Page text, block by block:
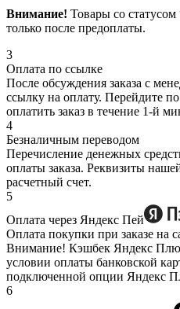
Внимание! Товары со статусом
только после предоплаты.
3
Оплата по ссылке
После обсуждения заказа с
ссылку на оплату. Перейдите
оплатить заказ в течение 1-й
4
Безналичным переводом
Перечисление денежных
оплаты заказа. Реквизиты
расчетный счет.
5
Оплата через Яндекс Пей
Оплата покупки при заказе на
Внимание! Кэшбек Яндекс
условии оплаты банковской
подключенной опции Яндекс
6